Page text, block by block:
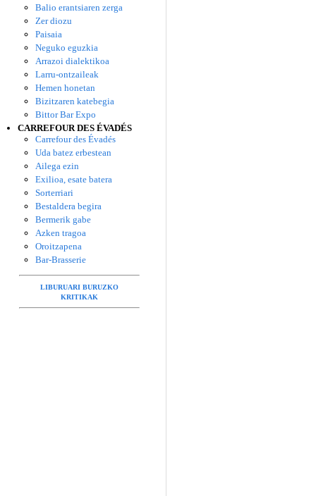
Balio erantsiaren zerga
Zer diozu
Paisaia
Neguko eguzkia
Arrazoi dialektikoa
Larru-ontzaileak
Hemen honetan
Bizitzaren katebegia
Bittor Bar Expo
CARREFOUR DES ÉVADÉS
Carrefour des Évadés
Uda batez erbestean
Ailega ezin
Exilioa, esate batera
Sorterriari
Bestaldera begira
Bermerik gabe
Azken tragoa
Oroitzapena
Bar-Brasserie
LIBURUARI BURUZKO
KRITIKAK